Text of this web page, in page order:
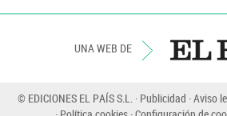
UNA WEB DE
© EDICIONES EL PAÍS S.L. Publicidad Aviso